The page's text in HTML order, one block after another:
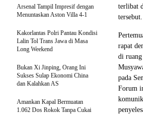
terlibat
tersebut.
rapat
di ruang
pada
Forum
Arsenal Tampil Impresif dengan
Menuntaskan Aston Villa 4-1
Kakorlantas Polri Pantau Kondisi
Lalin Tol Trans Jawa di Masa
Long Weekend
Bukan Xi Jinping, Orang Ini
Sukses Sulap Ekonomi China
dan Kalahkan AS
Amankan Kapal Bermuatan
1.062 Dos Rokok Tanpa Cukai